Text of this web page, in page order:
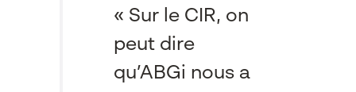
« Sur le CIR, on
peut dire
qu’ABGi nous a